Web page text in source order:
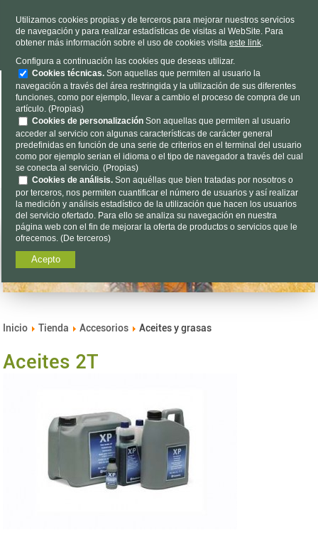
HORARIOL-V 9h a 19h S 9h a 13h
Dónde estamos |Contacto| Nosotros
Encuéntalo aquí...
Inicio Tienda Accesorios Aceites y grasas
Aceites 2T
Utilizamos cookies propias y de terceros para mejorar nuestros servicios
de navegación y para realizar estadísticas de visitas al WebSite. Para
obtener más información sobre el uso de cookies visita este link.
Configura a continuación las cookies que deseas utilizar.
Cookies técnicas. Son aquellas que permiten al usuario la
navegación a través del área restringida y la utilización de sus diferentes
funciones, como por ejemplo, llevar a cambio el proceso de compra de un
artículo. (Propias)
Cookies de personalización Son aquellas que permiten al usuario
acceder al servicio con algunas características de carácter general
predefinidas en función de una serie de criterios en el terminal del usuario
como por ejemplo serian el idioma o el tipo de navegador a través del cual
se conecta al servicio. (Propias)
Cookies de análisis. Son aquéllas que bien tratadas por nosotros o
por terceros, nos permiten cuantificar el número de usuarios y así realizar
la medición y análisis estadístico de la utilización que hacen los usuarios
del servicio ofertado. Para ello se analiza su navegación en nuestra
página web con el fin de mejorar la oferta de productos o servicios que le
ofrecemos. (De terceros)
Acepto